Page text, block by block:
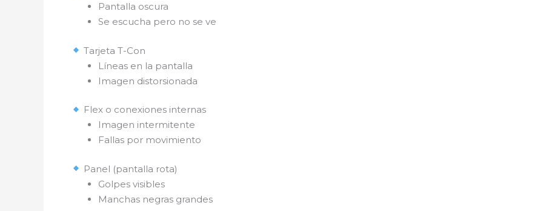
Pantalla oscura
Se escucha pero no se ve
Tarjeta T-Con
Líneas en la pantalla
Imagen distorsionada
Flex o conexiones internas
Imagen intermitente
Fallas por movimiento
Panel (pantalla rota)
Golpes visibles
Manchas negras grandes